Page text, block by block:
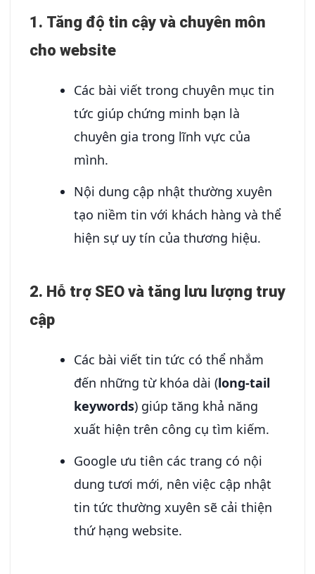
1. Tăng độ tin cậy và chuyên môn
cho website
Các bài viết trong chuyên mục tin
tức giúp chứng minh bạn là
chuyên gia trong lĩnh vực của
mình.
Nội dung cập nhật thường xuyên
tạo niềm tin với khách hàng và thể
hiện sự uy tín của thương hiệu.
2. Hỗ trợ SEO và tăng lưu lượng truy
cập
Các bài viết tin tức có thể nhắm
đến những từ khóa dài (long-tail
keywords) giúp tăng khả năng
xuất hiện trên công cụ tìm kiếm.
Google ưu tiên các trang có nội
dung tươi mới, nên việc cập nhật
tin tức thường xuyên sẽ cải thiện
thứ hạng website.